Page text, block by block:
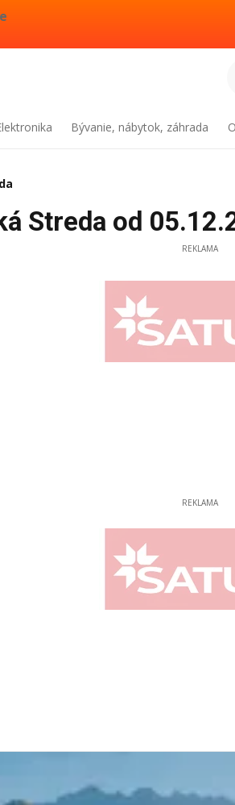
Bývanie, nábytok, záhrada
Streda od
REKLAMA
REKLAMA